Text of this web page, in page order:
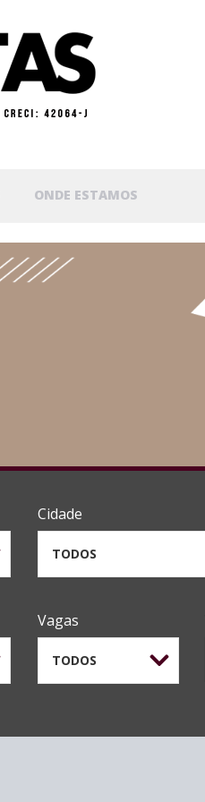
ONDE ESTAMOS
Cidade
TODOS
Vagas
TODOS